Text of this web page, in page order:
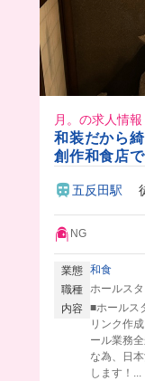
月。の求人情報
和装だから
創作和食店
五反田駅
NG
業態 和食
職種 ホールス
内容 ■ホールス
リンク作
ール業務
な為、日
します！...